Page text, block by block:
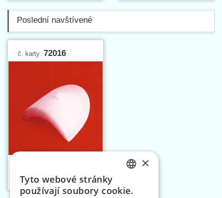
Poslední navštívené
č. karty: 72016
1 Vložit do košíku
×
Tyto webové stránky
používají soubory cookie.